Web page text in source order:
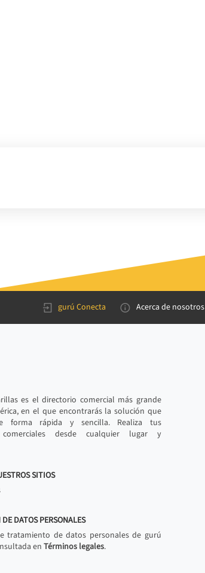
gurú Conecta Acerca de nosotros
es el directorio comercial más grande
en el que encontrarás la solución que
forma rápida y sencilla. Realiza tus
comerciales desde cualquier lugar y
SITIOS
DATOS PERSONALES
tratamiento de datos personales de gurú
en Términos legales.